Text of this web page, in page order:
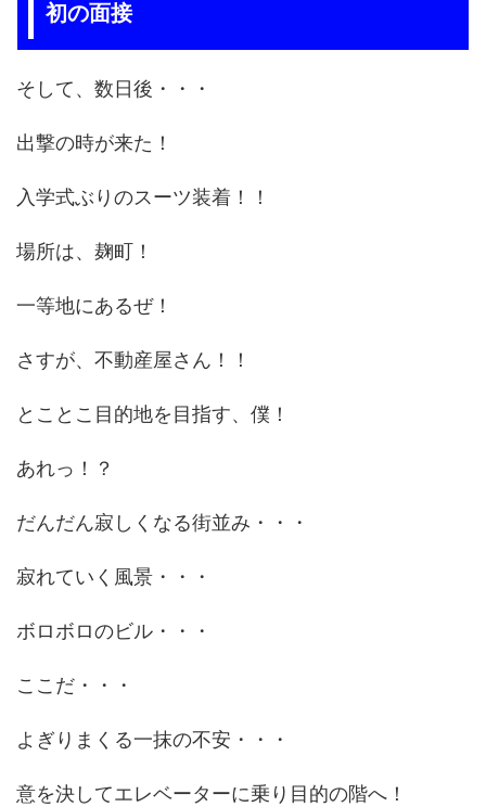
初の面接
そして、数日後・・・
出撃の時が来た！
入学式ぶりのスーツ装着！！
場所は、麹町！
一等地にあるぜ！
さすが、不動産屋さん！！
とことこ目的地を目指す、僕！
あれっ！？
だんだん寂しくなる街並み・・・
寂れていく風景・・・
ボロボロのビル・・・
ここだ・・・
よぎりまくる一抹の不安・・・
意を決してエレベーターに乗り目的の階へ！